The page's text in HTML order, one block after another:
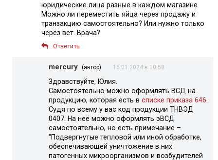
юридические лица разные в каждом магазине.
Можно ли переместить яйца через продажу и
транзакцию самостоятельно? Или нужно только
через вет. Врача?
Ответить
mercury (автор) 16.01.2024 в 10:58
Здравствуйте, Юлия.
Самостоятельно можно оформлять ВСД на
продукцию, которая есть в списке приказа 646
Судя по всему у вас код продукции ТНВЭД
0407. На неё можно оформлять эВСД
самостоятельно, но есть примечание –
“Подвергнутые тепловой или иной обработке,
обеспечивающей уничтожение в них
патогенных микроорганизмов и возбудителей